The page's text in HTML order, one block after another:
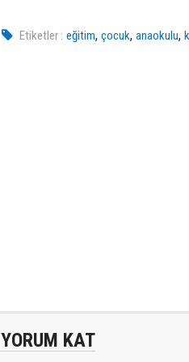
Etiketler : eğitim,çocuk,anaokulu,
YORUM KAT